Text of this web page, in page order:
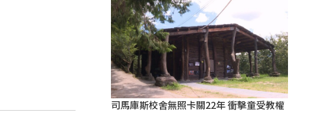
司馬庫斯校舍無照卡關22年 衝擊童受教權